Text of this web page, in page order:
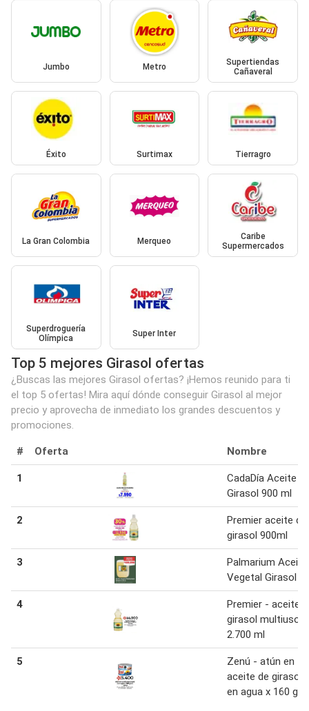
Jumbo Metro
Supertiendas
Cañaveral
Éxito Surtimax Tierragro
La Gran Colombia Merqueo
Caribe
Supermercados
Superdroguería
Olímpica
Super Inter
Top 5 mejores Girasol ofertas
¿Buscas las mejores Girasol ofertas? ¡Hemos reunido para ti
el top 5 ofertas! Mira aquí dónde conseguir Girasol al mejor
precio y aprovecha de inmediato los grandes descuentos y
promociones.
# Oferta Nombre
1
CadaDía Aceite
Girasol 900 ml
2
Premier aceite de
girasol 900ml
3
Palmarium Aceite
Vegetal Girasol
4
Premier - aceite
girasol multiusos
2.700 ml
5
Zenú - atún en
aceite de girasol
en agua x 160 g